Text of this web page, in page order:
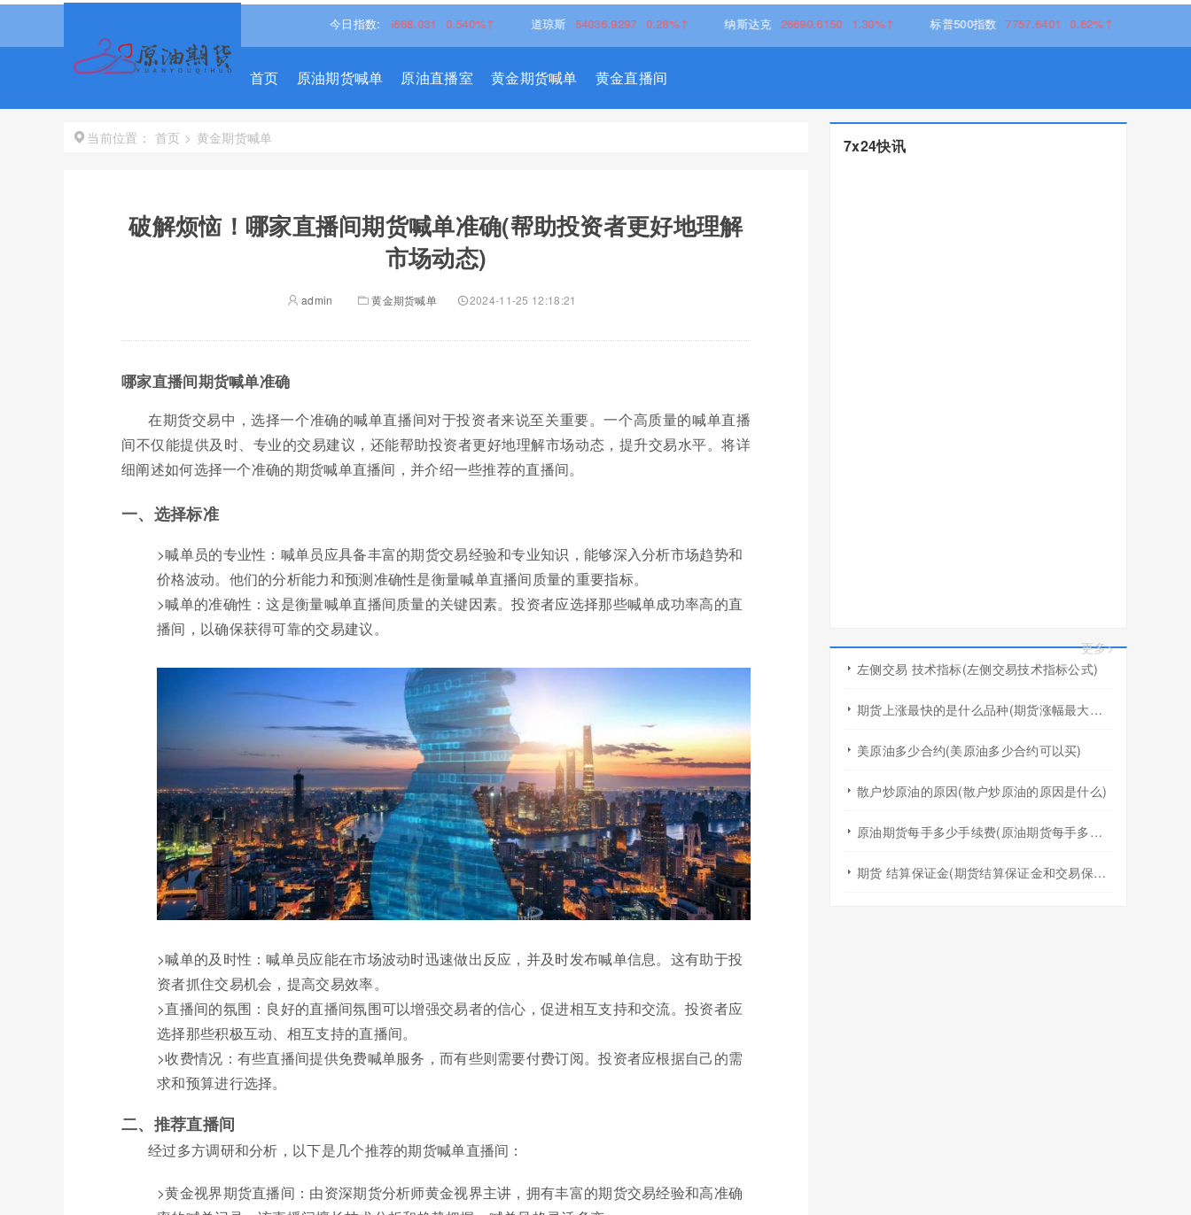
今日指数:
25668.031 0.540%↑ 道琼斯 54036.9297 0.28%↑ 纳斯达克 26690.6150 1.30%↑ 标普500指数 7757.6401 0.62%↑
首页 原油期货喊单 原油直播室 黄金期货喊单 黄金直播间
当前位置： 首页 > 黄金期货喊单
破解烦恼！哪家直播间期货喊单准确(帮助投资者更好地理解
市场动态)
admin 黄金期货喊单 2024-11-25 12:18:21
哪家直播间期货喊单准确
在期货交易中，选择一个准确的喊单直播间对于投资者来说至关重要。一个高质量的喊单直播
间不仅能提供及时、专业的交易建议，还能帮助投资者更好地理解市场动态，提升交易水平。将详
细阐述如何选择一个准确的期货喊单直播间，并介绍一些推荐的直播间。
一、选择标准
>喊单员的专业性：喊单员应具备丰富的期货交易经验和专业知识，能够深入分析市场趋势和
价格波动。他们的分析能力和预测准确性是衡量喊单直播间质量的重要指标。
>喊单的准确性：这是衡量喊单直播间质量的关键因素。投资者应选择那些喊单成功率高的直
播间，以确保获得可靠的交易建议。
>喊单的及时性：喊单员应能在市场波动时迅速做出反应，并及时发布喊单信息。这有助于投
资者抓住交易机会，提高交易效率。
>直播间的氛围：良好的直播间氛围可以增强交易者的信心，促进相互支持和交流。投资者应
选择那些积极互动、相互支持的直播间。
>收费情况：有些直播间提供免费喊单服务，而有些则需要付费订阅。投资者应根据自己的需
求和预算进行选择。
二、推荐直播间
经过多方调研和分析，以下是几个推荐的期货喊单直播间：
>黄金视界期货直播间：由资深期货分析师黄金视界主讲，拥有丰富的期货交易经验和高准确
7x24快讯
更多>
左侧交易 技术指标(左侧交易技术指标公式)
期货上涨最快的是什么品种(期货涨幅最大的产品)
美原油多少合约(美原油多少合约可以买)
散户炒原油的原因(散户炒原油的原因是什么)
原油期货每手多少手续费(原油期货每手多少手续费啊)
期货 结算保证金(期货结算保证金和交易保证金)